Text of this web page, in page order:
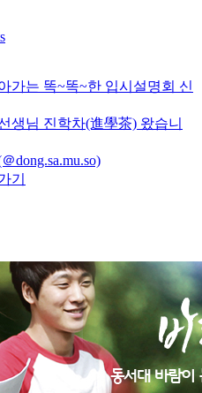
가는 똑~똑~한 입시설명회 신
생님 진학차(進學茶) 왔습니
dong.sa.mu.so)
기